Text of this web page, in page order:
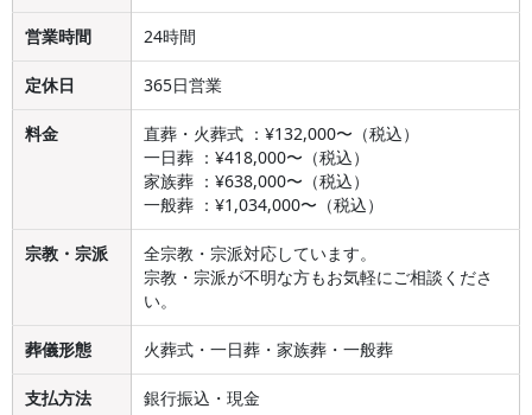
営業時間 24時間
定休日 365日営業
料金
直葬・火葬式 ：¥132,000〜（税込）
一日葬 ：¥418,000〜（税込）
家族葬 ：¥638,000〜（税込）
一般葬 ：¥1,034,000〜（税込）
宗教・宗派
全宗教・宗派対応しています。
宗教・宗派が不明な方もお気軽にご相談くださ
い。
葬儀形態 火葬式・一日葬・家族葬・一般葬
支払方法 銀行振込・現金